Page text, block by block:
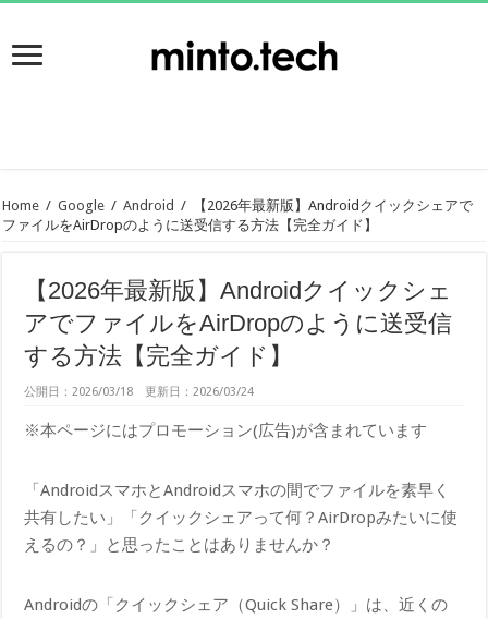
Home / Google / Android /
【2026年最新版】Androidクイックシェアで
ファイルをAirDropのように送受信する方法【完全ガイド】
【2026年最新版】Androidクイックシェ
アでファイルをAirDropのように送受信
する方法【完全ガイド】
公開日：2026/03/18 更新日：2026/03/24
※本ページにはプロモーション(広告)が含まれています
「AndroidスマホとAndroidスマホの間でファイルを素早く
共有したい」「クイックシェアって何？AirDropみたいに使
えるの？」と思ったことはありませんか？
Androidの「クイックシェア（Quick Share）」は、近くの